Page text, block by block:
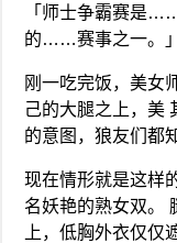
「师士争霸赛是
的……赛事之一。」
刚一吃完饭，美女
己的大腿之上，美
的意图，狼友们都
现在情形就是这样
名妖艳的熟女双。
上，低胸外衣仅仅